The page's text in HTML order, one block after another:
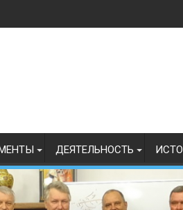
спортивных
ДЕЯТЕЛЬНОСТЬ